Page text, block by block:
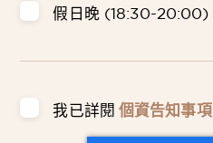
假日晚 (18:30-20:00)
我已詳閱 個資告知事項